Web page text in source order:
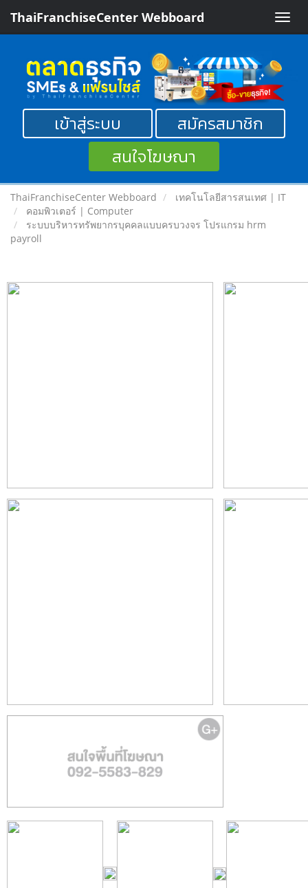
Toggle
ThaiFranchiseCenter Webboard
เข้าสู่ระบบ
สมัครสมาชิก
สนใจโฆษณา
ThaiFranchiseCenter Webboard
เทคโนโลยีสารสนเทศ | IT
คอมพิวเตอร์ | Computer
ระบบบริหารทรัพยากรบุคคลแบบครบวงจร โปรแกรม hrm
payroll